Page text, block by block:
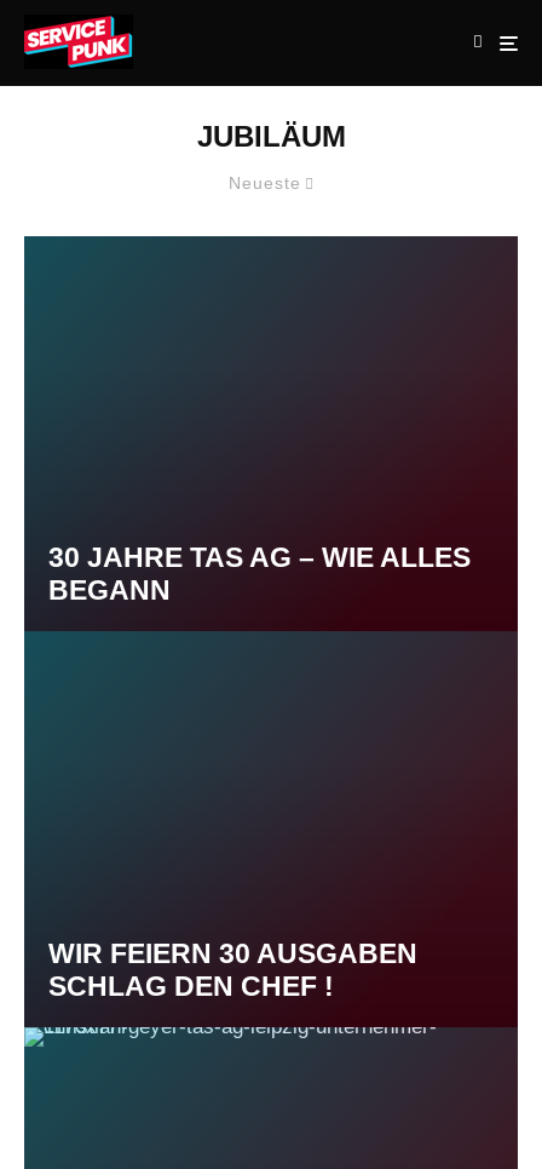
JUBILÄUM
Neueste
30 JAHRE TAS AG – WIE ALLES
BEGANN
WIR FEIERN 30 AUSGABEN
SCHLAG DEN CHEF !